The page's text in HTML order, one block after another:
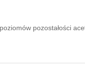
pozostałości